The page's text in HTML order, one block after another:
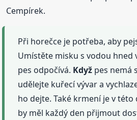
Cempírek.
Při horečce je potřeba, aby
Umístěte misku s vodou hned
pes odpočívá. Když pes nemá
udělejte kuřecí vývar a
ho dejte. Také krmení je v této
by měl každý den přijmout